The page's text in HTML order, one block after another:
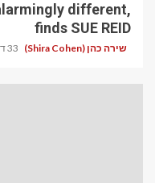
different,
finds SUE REID
שירה כהן (Shira Cohen) 33 דקות ago